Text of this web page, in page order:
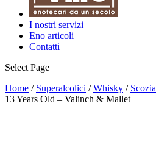
I nostri servizi
Eno articoli
Contatti
Select Page
Home / Superalcolici /Whisky / Scozia
13 Years Old – Valinch & Mallet